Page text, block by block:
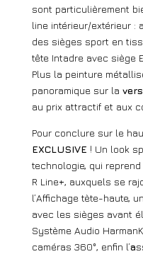
sont particulièrement
line intérieur/extérieur :
des sièges sport en
tête Intadre avec siège
Plus la peinture
panoramique sur la
au prix attractif et aux
Pour conclure sur le
EXCLUSIVE ! Un look
technologie, qui
R Line+, auxquels se
l’Affichage tète-haute,
avec les sièges avant
Système Audio
caméras 360°, enfin l’a